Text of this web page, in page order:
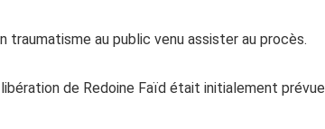
traumatisme au public venu assister au procès.
de Redoine Faïd était initialement prévue